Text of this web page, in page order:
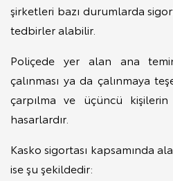
şirketleri bazı durumlarda
tedbirler alabilir.
Poliçede yer alan ana
çalınması ya da çalınmaya
çarpılma ve üçüncü
hasarlardır.
Kasko sigortası kapsamında
ise şu şekildedir: